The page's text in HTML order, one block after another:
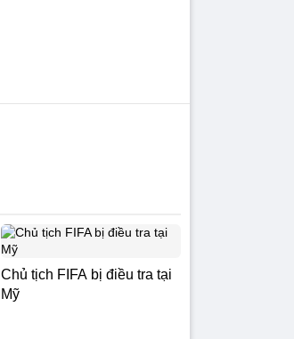
Chủ tịch FIFA bị điều tra tại
Mỹ